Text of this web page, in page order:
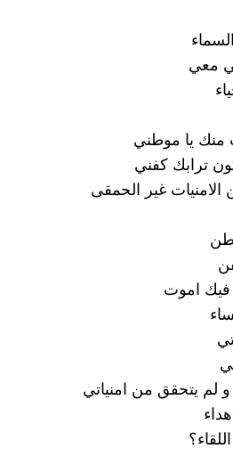
معي
منك يا موطني
ترابك كفني
غير الحمقى
فيك اموت
لم يتحقق من امنياتي